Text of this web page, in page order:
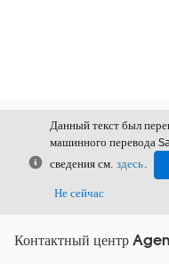
Закрыть
Данный текст был
машинного перевода
сведения см. здесь.
Не сейчас
Контактный центр
Показать
Содержание